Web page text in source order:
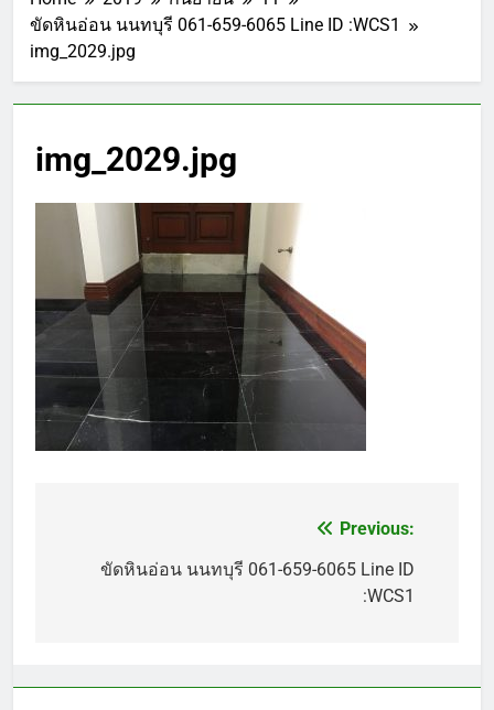
ขัดหินอ่อน นนทบุรี 061-659-6065 Line ID :WCS1
img_2029.jpg
img_2029.jpg
เรื่อง
Previous:
ขัดหินอ่อน นนทบุรี 061-659-6065 Line ID
:WCS1